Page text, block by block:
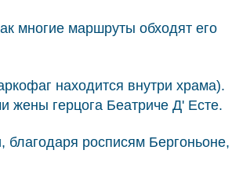
многие маршруты обходят его
находится внутри храма).
герцога Беатриче Д' Есте.
благодаря росписям Бергоньоне,